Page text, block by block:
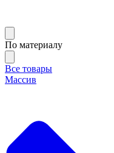
По материалу
Все товары
Массив